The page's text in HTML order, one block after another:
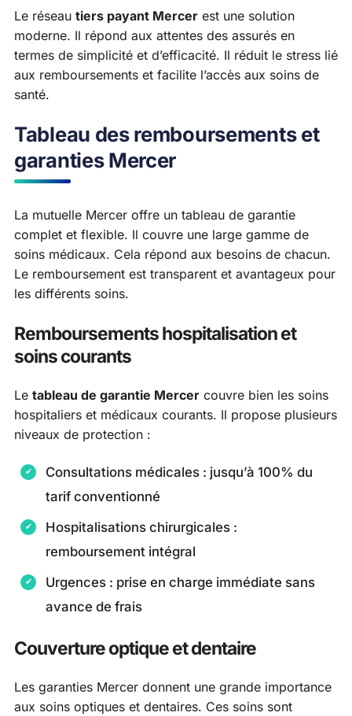
Le réseau tiers payant Mercer est une solution
moderne. Il répond aux attentes des assurés en
termes de simplicité et d’efficacité. Il réduit le stress lié
aux remboursements et facilite l’accès aux soins de
santé.
Tableau des remboursements et
garanties Mercer
La mutuelle Mercer offre un tableau de garantie
complet et flexible. Il couvre une large gamme de
soins médicaux. Cela répond aux besoins de chacun.
Le remboursement est transparent et avantageux pour
les différents soins.
Remboursements hospitalisation et
soins courants
Le tableau de garantie Mercer couvre bien les soins
hospitaliers et médicaux courants. Il propose plusieurs
niveaux de protection :
Consultations médicales : jusqu’à 100% du
tarif conventionné
Hospitalisations chirurgicales :
remboursement intégral
Urgences : prise en charge immédiate sans
avance de frais
Couverture optique et dentaire
Les garanties Mercer donnent une grande importance
aux soins optiques et dentaires. Ces soins sont